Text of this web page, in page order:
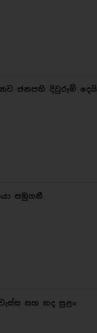
ජනපති දිවුරුම් දෙයි
සමුගනී
සහ තද සුළං